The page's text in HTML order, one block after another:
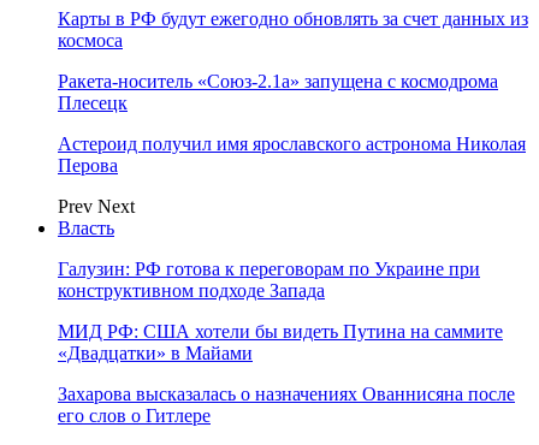
Карты в РФ будут ежегодно обновлять за счет данных из
космоса
Ракета-носитель «Союз-2.1а» запущена с космодрома
Плесецк
Астероид получил имя ярославского астронома Николая
Перова
Prev Next
Власть
Галузин: РФ готова к переговорам по Украине при
конструктивном подходе Запада
МИД РФ: США хотели бы видеть Путина на саммите
«Двадцатки» в Майами
Захарова высказалась о назначениях Ованнисяна после
его слов о Гитлере